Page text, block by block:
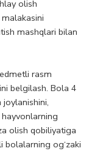
olish
mashqlari bilan
rasm
belgilash. Bola 4
olish qobiliyatiga
bolalarning og‘zaki